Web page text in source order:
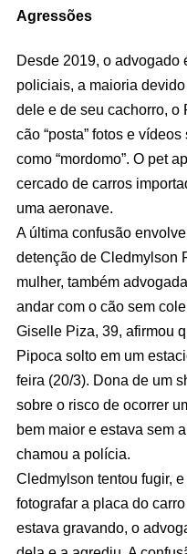
Agressões
Desde 2019, o advogado
policiais, a maioria
dele e de seu cachorro, o
cão “posta” fotos e
como “mordomo”. O pet
cercado de carros
uma aeronave.
A última confusão
detenção de Cledmylson
mulher, também
andar com o cão sem
Giselle Piza, 39, afirmou
Pipoca solto em um
feira (20/3). Dona de um
sobre o risco de ocorrer
bem maior e estava sem
chamou a polícia.
Cledmylson tentou fugir,
fotografar a placa do
estava gravando, o